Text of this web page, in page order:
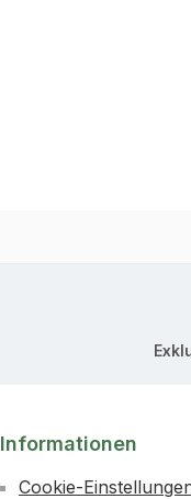
Informationen
Cookie-